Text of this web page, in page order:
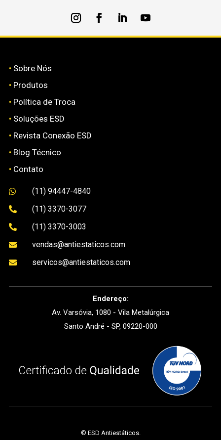
• Sobre Nós
• Produtos
• Política de Troca
• Soluções ESD
• Revista Conexão ESD
• Blog Técnico
• Contato
 (11) 94447-4840
 (11) 3370-3077
 (11) 3370-3003
 vendas@antiestaticos.com
 servicos@antiestaticos.com
Endereço:
Av. Varsóvia, 1080 - Vila Metalúrgica
Santo André - SP, 09220-000
© ESD Antiestáticos.